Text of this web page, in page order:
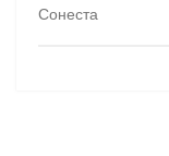
Сонеста